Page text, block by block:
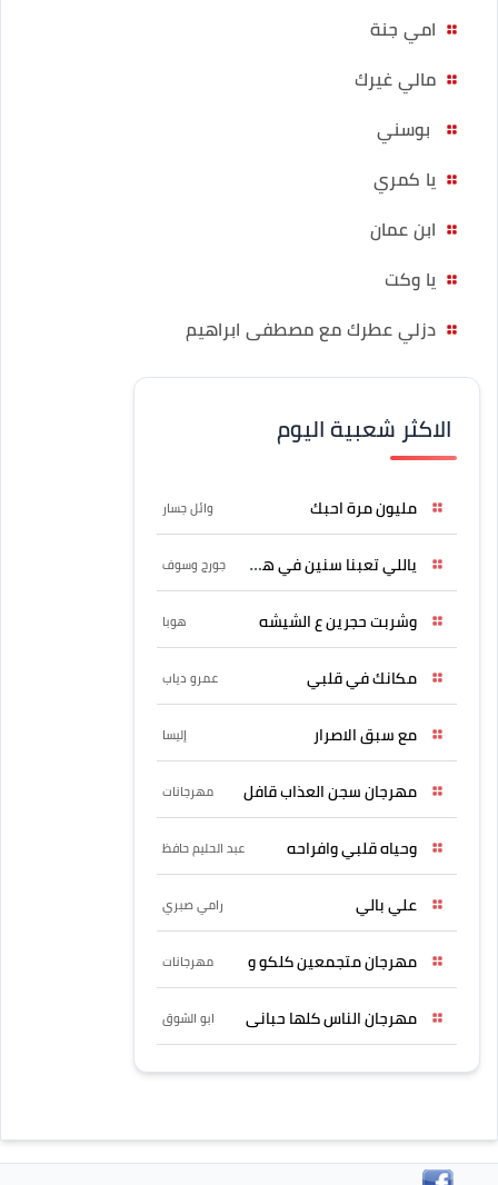
امي جنة
مالي غيرك
بوسني
يا كمري
ابن عمان
يا وكت
دزلي عطرك مع مصطفى ابراهيم
الاكثر شعبية اليوم
مليون مرة احبك وائل جسار
ياللي تعبنا سنين في هواه جورج وسوف
وشربت حجرين ع الشيشه هوبا
مكانك في قلبي عمرو دياب
مع سبق الاصرار إليسا
مهرجان سجن العذاب قافل مهرجانات
وحياه قلبي وافراحه عبد الحليم حافظ
علي بالي رامي صبري
مهرجان متجمعين كلكو و مهرجانات
مهرجان الناس كلها حبانى ابو الشوق